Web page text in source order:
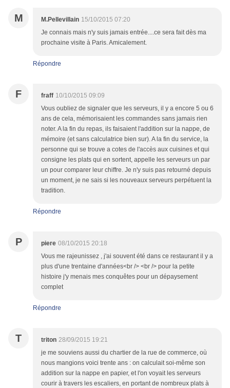
M M.Pellevillain 15/10/2015 07:20
Je connais mais n'y suis jamais entrée....ce sera fait dès ma
prochaine visite à Paris. Amicalement.
Répondre
F fraff 10/10/2015 09:09
Vous oubliez de signaler que les serveurs, il y a encore 5 ou 6
ans de cela, mémorisaient les commandes sans jamais rien
noter. A la fin du repas, ils faisaient l'addition sur la nappe, de
mémoire (et sans calculatrice bien sur). A la fin du service, la
personne qui se trouve a cotes de l'accès aux cuisines et qui
consigne les plats qui en sortent, appelle les serveurs un par
un pour comparer leur chiffre. Je n'y suis pas retourné depuis
un moment, je ne sais si les nouveaux serveurs perpétuent la
tradition.
Répondre
P piere 08/10/2015 20:18
Vous me rajeunissez , j'ai souvent été dans ce restaurant il y a
plus d'une trentaine d'années<br /> <br /> pour la petite
histoire j'y menais mes conquêtes pour un dépaysement
complet
Répondre
T triton 28/09/2015 19:21
je me souviens aussi du chartier de la rue de commerce, où
nous mangions voici trente ans : on calculait soi-même son
addition sur la nappe en papier, et l'on voyait les serveurs
courir à travers les escaliers, en portant de nombreux plats à